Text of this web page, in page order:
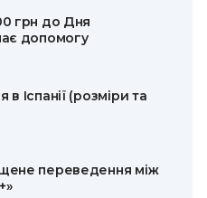
грн до Дня
допомогу
Іспанії (розміри та
переведення між